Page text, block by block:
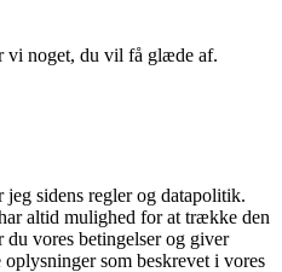
vi noget, du vil få glæde af.
jeg sidens regler og datapolitik.
altid mulighed for at trække den
vores betingelser og giver
som beskrevet i vores